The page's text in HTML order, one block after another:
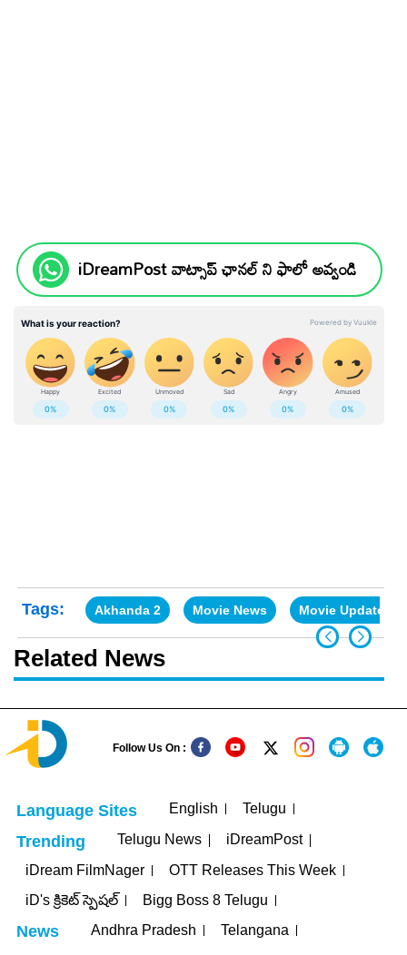
iDreamPost వాట్సాప్ ఛానల్ ని ఫాలో అవ్వండి
Tags: Akhanda 2 Movie News Movie Updates
Related News
Follow Us On :
Language Sites English Telugu
Trending Telugu News
iDreamPost
iDream FilmNager
OTT Releases This Week
iD's క్రికెట్ స్పెషల్
Bigg Boss 8 Telugu
News Andhra Pradesh
Telangana